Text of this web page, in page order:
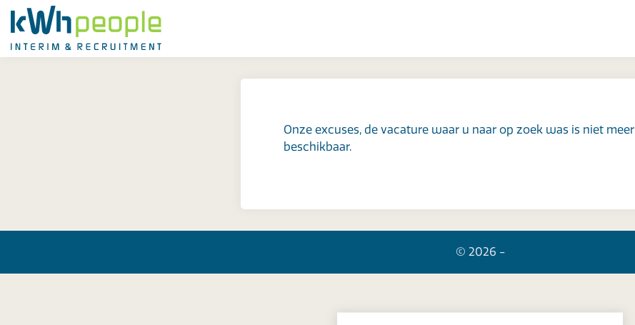
Onze excuses, de vacature waar u naar op zoek was is niet meer
beschikbaar.
© 2026 -